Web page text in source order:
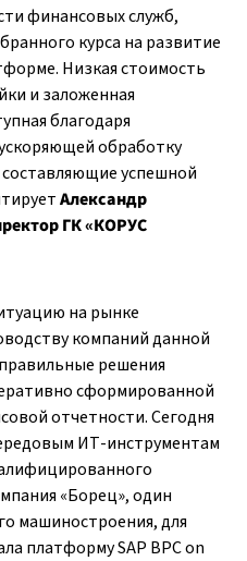
финансовых служб,
курса на развитие
Низкая стоимость
и заложенная
благодаря
обработку
успешной
Александр
ГК «КОРУС
на рынке
компаний данной
решения
сформированной
отчетности. Сегодня
ИТ-инструментам
«Борец», один
машиностроения, для
платформу SAP BPC on